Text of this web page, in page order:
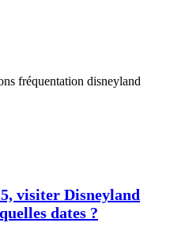
visiter Disneyland
dates ?